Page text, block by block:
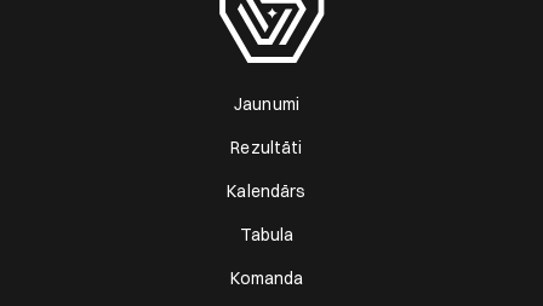
Jaunumi
Rezultāti
Kalendārs
Tabula
Komanda